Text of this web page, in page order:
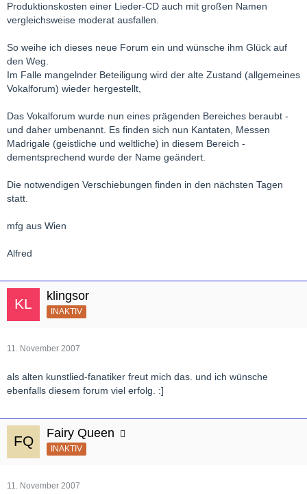
Produktionskosten einer Lieder-CD auch mit großen Namen
vergleichsweise moderat ausfallen.
So weihe ich dieses neue Forum ein und wünsche ihm Glück auf
den Weg.
Im Falle mangelnder Beteiligung wird der alte Zustand (allgemeines
Vokalforum) wieder hergestellt,
Das Vokalforum wurde nun eines prägenden Bereiches beraubt -
und daher umbenannt. Es finden sich nun Kantaten, Messen
Madrigale (geistliche und weltliche) in diesem Bereich -
dementsprechend wurde der Name geändert.
Die notwendigen Verschiebungen finden in den nächsten Tagen
statt.
mfg aus Wien
Alfred
klingsor
INAKTIV
11. November 2007
als alten kunstlied-fanatiker freut mich das. und ich wünsche
ebenfalls diesem forum viel erfolg. :]
Fairy Queen
INAKTIV
11. November 2007